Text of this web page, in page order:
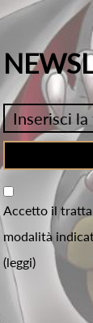
Accetto il
modalità
(leggi)